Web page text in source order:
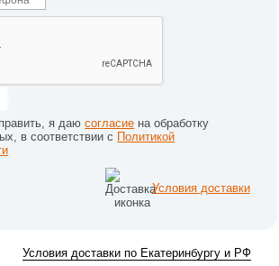
я даюсогласие на обработку
в соответствии с Политикой
Условия доставки
Условия доставки по Екатеринбургу и РФ